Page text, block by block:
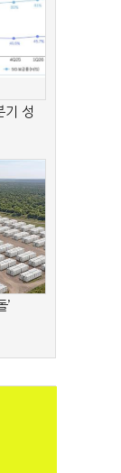
기 성
’